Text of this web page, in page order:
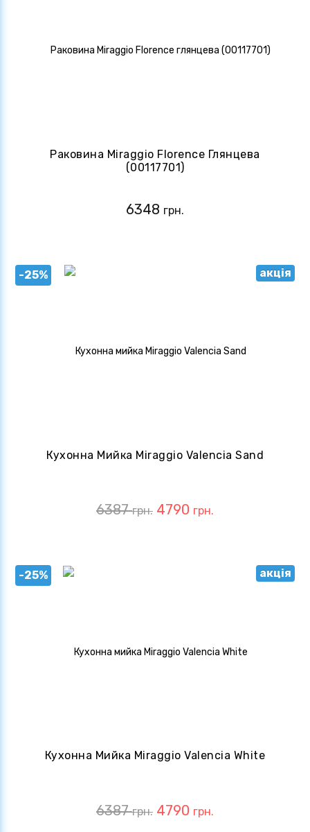
Раковина Miraggio Florence Глянцева
(00117701)
6348 грн.
-25% акція
Кухонна Мийка Miraggio Valencia Sand
6387грн. 4790 грн.
-25% акція
Кухонна Мийка Miraggio Valencia White
6387грн. 4790 грн.